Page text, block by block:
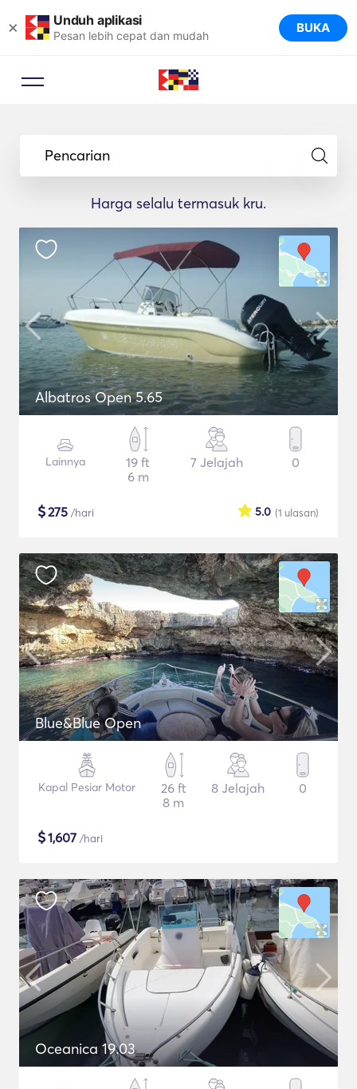
× Unduh aplikasi
Pesan lebih cepat dan mudah BUKA
Pencarian
Harga selalu termasuk kru.
Albatros Open 5.65
Lainnya
19 ft
6 m
7 Jelajah 0
$275 /hari (1 ulasan)
5.0
Blue&Blue Open
Kapal Pesiar Motor
26 ft
8 m
8 Jelajah 0
$1,607 /hari
Oceanica 19.03